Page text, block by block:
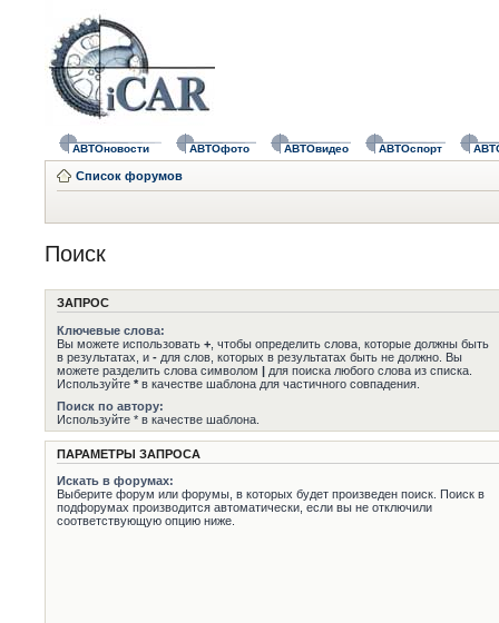
АВТОновости АВТОфото АВТОвидео АВТОспорт
Список форумов
Поиск
ЗАПРОС
Ключевые слова:
Вы можете использовать + , чтобы определить слова, которые должны быть
в результатах, и - для слов, которых в результатах быть не должно. Вы
можете разделить слова символом | для поиска любого слова из списка.
Используйте * в качестве шаблона для частичного совпадения.
Поиск по автору:
Используйте * в качестве шаблона.
ПАРАМЕТРЫ ЗАПРОСА
Искать в форумах:
Выберите форум или форумы, в которых будет произведен поиск. Поиск в
подфорумах производится автоматически, если вы не отключили
соответствующую опцию ниже.